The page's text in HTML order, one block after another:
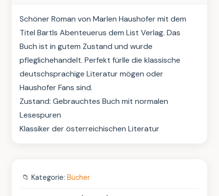
Schöner Roman von Marlen Haushofer mit dem
Titel Bartls Abenteuerus dem List Verlag. Das
Buch ist in gutem Zustand und wurde
pfleglichehandelt. Perfekt fürlle die klassische
deutschsprachige Literatur mögen oder
Haushofer Fans sind.
Zustand: Gebrauchtes Buch mit normalen
Lesespuren
Klassiker der österreichischen Literatur
📁 Kategorie: Bücher